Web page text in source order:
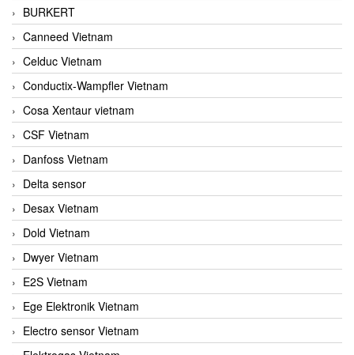
BURKERT
Canneed Vietnam
Celduc Vietnam
Conductix-Wampfler Vietnam
Cosa Xentaur vietnam
CSF Vietnam
Danfoss Vietnam
Delta sensor
Desax Vietnam
Dold Vietnam
Dwyer Vietnam
E2S Vietnam
Ege Elektronik Vietnam
Electro sensor Vietnam